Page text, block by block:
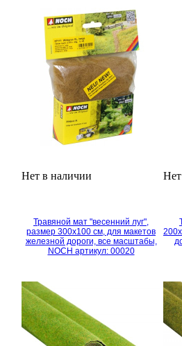
Нет в наличии
Травяной мат "весенний луг",
размер 300х100 см, для макетов
железной дороги, все масштабы,
NOCH артикул: 00020